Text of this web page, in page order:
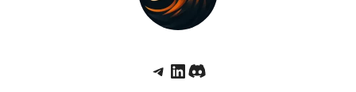
Telegram
LinkedIn
Discord